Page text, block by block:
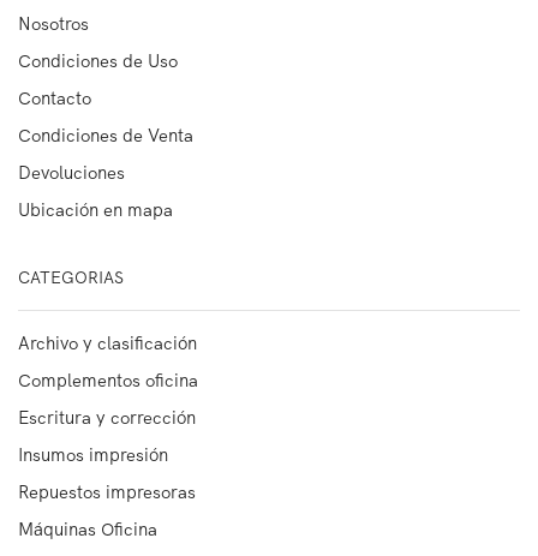
Nosotros
Condiciones de Uso
Contacto
Condiciones de Venta
Devoluciones
Ubicación en mapa
CATEGORIAS
Archivo y clasificación
Complementos oficina
Escritura y corrección
Insumos impresión
Repuestos impresoras
Máquinas Oficina